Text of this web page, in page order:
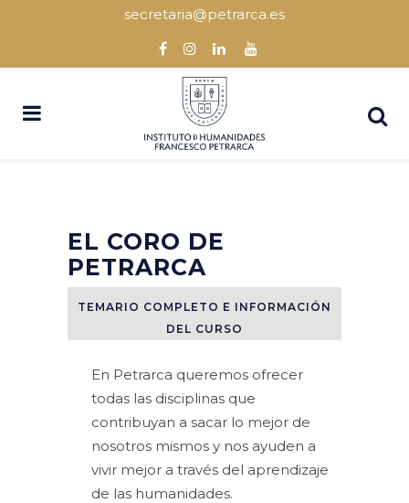
secretaria@petrarca.es
EL CORO DE
PETRARCA
TEMARIO COMPLETO E INFORMACIÓN
DEL CURSO
En Petrarca queremos ofrecer
todas las disciplinas que
contribuyan a sacar lo mejor de
nosotros mismos y nos ayuden a
vivir mejor a través del aprendizaje
de las humanidades.